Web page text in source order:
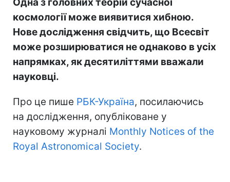
космології може виявитися хибною.
Нове дослідження свідчить, що Всесвіт
може розширюватися не однаково в усіх
напрямках, як десятиліттями вважали
науковці.
Про це пише РБК-Україна, посилаючись
на дослідження, опубліковане у
науковому журналі Monthly Notices of the
Royal Astronomical Society.